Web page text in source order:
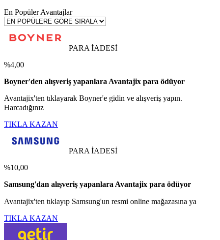
En Popüler Avantajlar
PARA İADESİ
%4,00
Boyner'den alışveriş yapanlara Avantajix para ödüyor
Avantajix'ten tıklayarak Boyner'e gidin ve alışveriş yapın.
Harcadığınız
TIKLA KAZAN
PARA İADESİ
%10,00
Samsung'dan alışveriş yapanlara Avantajix para ödüyor
Avantajix'ten tıklayıp Samsung'un resmi online mağazasına ya
TIKLA KAZAN